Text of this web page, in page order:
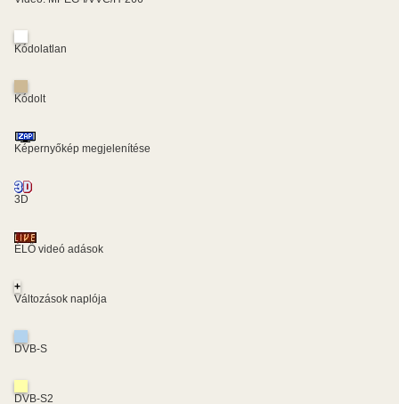
Kódolatlan
Kódolt
Képernyőkép megjelenítése
3D
ÉLŐ videó adások
+
Változások naplója
DVB-S
DVB-S2